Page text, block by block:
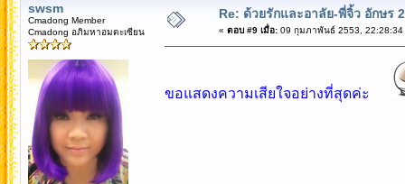
swsm
Cmadong Member
Cmadong อภิมหาอมตะเซียน
Re: ด้วยรักและอาลัย-พี่จิ้ว อักษร
« ตอบ #9 เมื่อ:09 กุมภาพันธ์ 2553, 22:28:34
ขอแสดงความเสียใจอย่างที่สุดค่ะ